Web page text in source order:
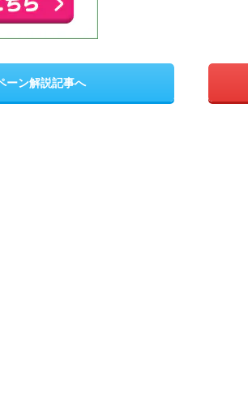
ーン解説記事へ